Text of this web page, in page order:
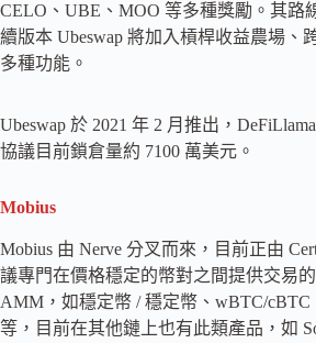
CELO、UBE、MOO 等多種獎勵。其路
續版本 Ubeswap 將加入槓桿收益農場、
多種功能。
Ubeswap 於 2021 年 2 月推出，
協議目前鎖倉量約 7100 萬美元。
Mobius
Mobius 由 Nerve 分叉而來，目前正由
議專門在價格穩定的幣對之間提供交易
AMM，如穩定幣 / 穩定幣、wBTC/cBTC
等，目前在其他鏈上也有此類產品，如